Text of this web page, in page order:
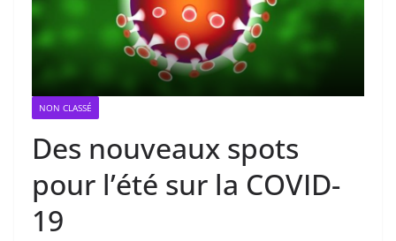
NON CLASSÉ
Des nouveaux spots
pour l’été sur la COVID-
19